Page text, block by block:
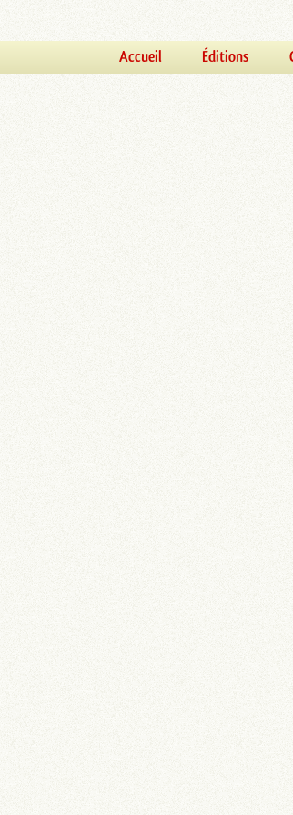
Accueil Éditions